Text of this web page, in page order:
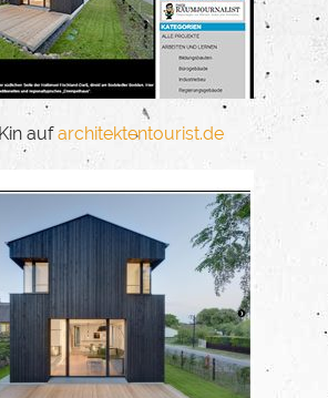
aufarchitektentourist.de